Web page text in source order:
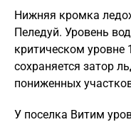
Нижняя кромка
Пеледуй. Уровень
критическом уровне
сохраняется затор
пониженных
У поселка Витим